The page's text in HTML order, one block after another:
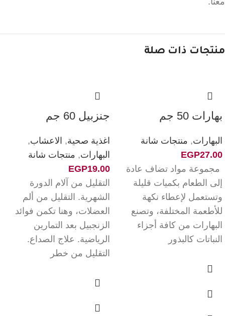
منتجات ذات صلة
بهارات 50 جم
البهارات, منتجات شانة
EGP27.00
مجموعة مواد تضاف عادة
إلى الطعام بكميات قليلة
وتستعمل لإعطاء نكهة
للأطعمة المختلفة، وتصنع
البهارات من كافة أجزاء
النباتات كالبذور
جنزبيل 60 جم
اغذية صحية, الاعشاب,
البهارات, منتجات شانة
EGP19.00
التقليل من آلام الدورة
الشهرية. التقليل من ألم
العضلات، وهنا تكمن فوائد
الزنجبيل بعد التمارين
الرياضية. علاج الصداع.
التقليل من خطر